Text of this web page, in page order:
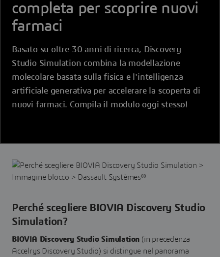
completa per scoprire nuovi
farmaci
Basato su oltre 30 anni di ricerca, Discovery
Studio Simulation combina la modellazione
molecolare basata sulla fisica e l'intelligenza
artificiale generativa per accelerare la scoperta di
nuovi farmaci. Compila il modulo oggi stesso!
Perché scegliere BIOVIA Discovery Studio
Simulation?
BIOVIA Discovery Studio Simulation (in precedenza
Accelrys Discovery Studio) si distingue nel panorama